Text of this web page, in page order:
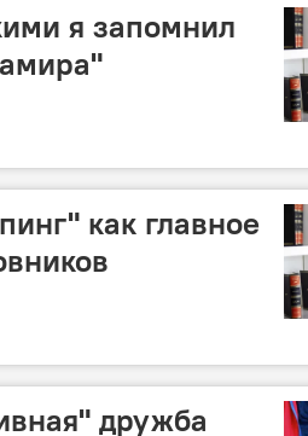
я запомнил
как главное
дружба